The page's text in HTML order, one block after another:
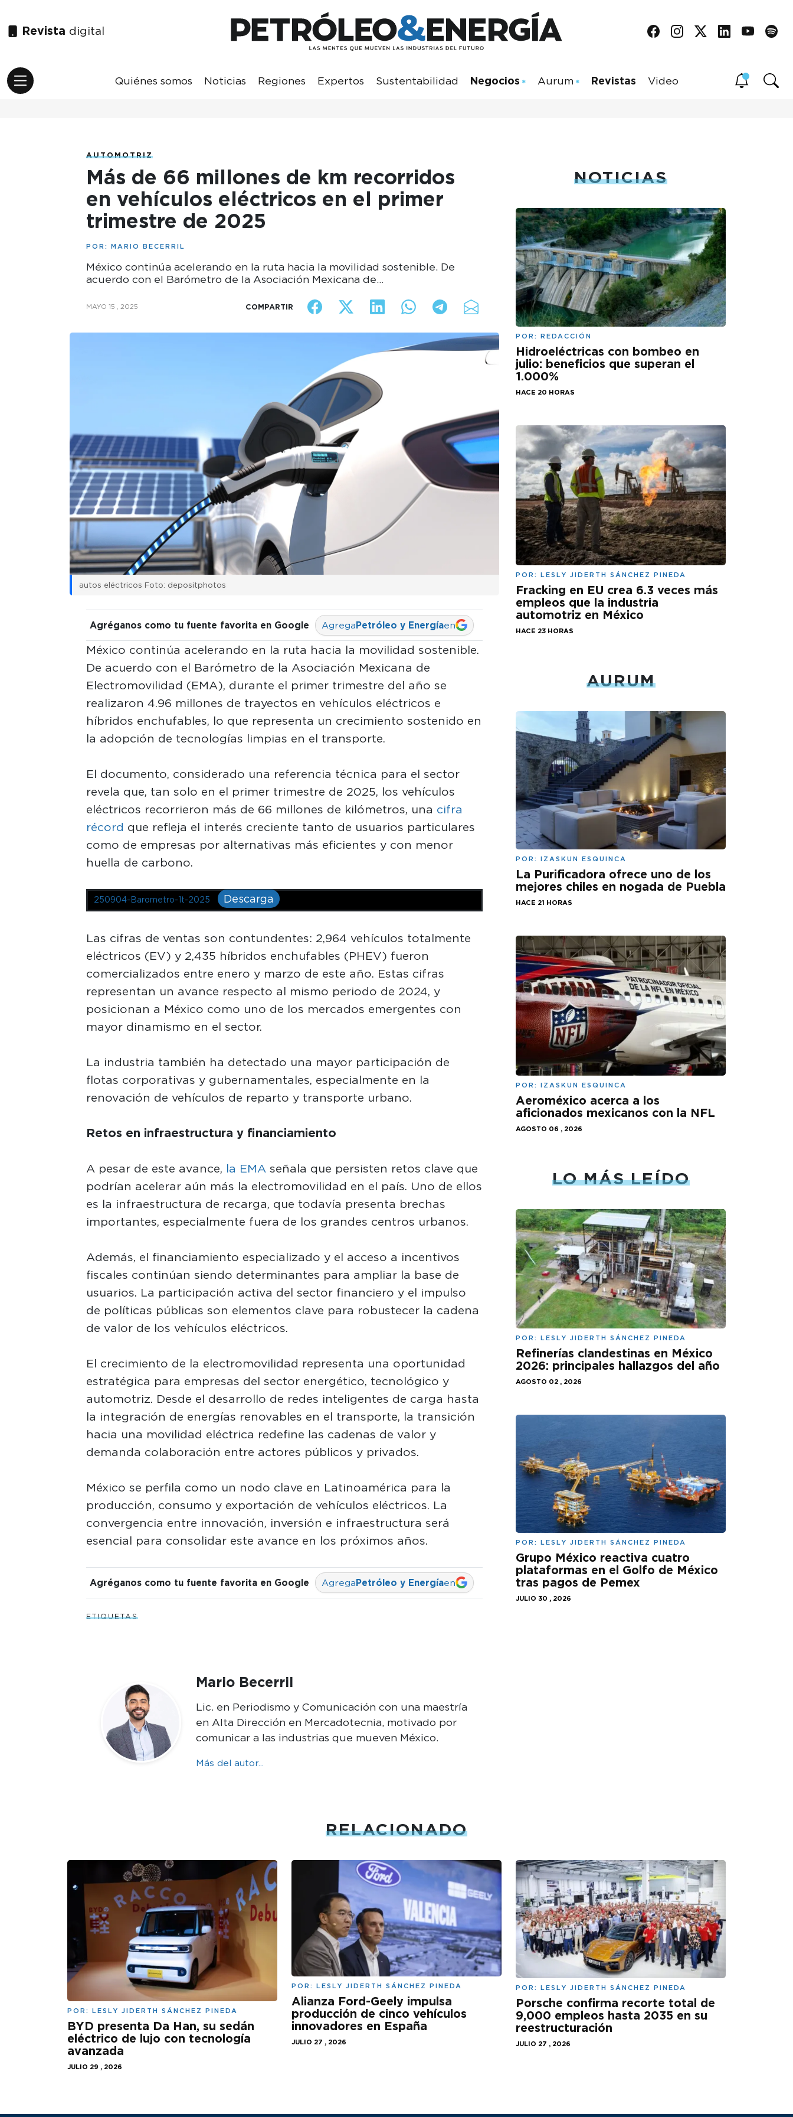
Revista digital
Quiénes somos Noticias Regiones Expertos Sustentabilidad Negocios Aurum Revistas Video
AUTOMOTRIZ
Más de 66 millones de km recorridos
en vehículos eléctricos en el primer
trimestre de 2025
POR: MARIO BECERRIL
México continúa acelerando en la ruta hacia la movilidad sostenible. De
acuerdo con el Barómetro de la Asociación Mexicana de…
MAYO 15 , 2025 COMPARTIR
autos eléctricos Foto: depositphotos
Agréganos como tu fuente favorita en Google AgregaPetróleo y Energíaen
México continúa acelerando en la ruta hacia la movilidad sostenible.
De acuerdo con el Barómetro de la Asociación Mexicana de
Electromovilidad (EMA), durante el primer trimestre del año se
realizaron 4.96 millones de trayectos en vehículos eléctricos e
híbridos enchufables, lo que representa un crecimiento sostenido en
la adopción de tecnologías limpias en el transporte.
El documento, considerado una referencia técnica para el sector
revela que, tan solo en el primer trimestre de 2025, los vehículos
eléctricos recorrieron más de 66 millones de kilómetros, una cifra
récord que refleja el interés creciente tanto de usuarios particulares
como de empresas por alternativas más eficientes y con menor
huella de carbono.
250904-Barometro-1t-2025 Descarga
Las cifras de ventas son contundentes: 2,964 vehículos totalmente
eléctricos (EV) y 2,435 híbridos enchufables (PHEV) fueron
comercializados entre enero y marzo de este año. Estas cifras
representan un avance respecto al mismo periodo de 2024, y
posicionan a México como uno de los mercados emergentes con
mayor dinamismo en el sector.
La industria también ha detectado una mayor participación de
flotas corporativas y gubernamentales, especialmente en la
renovación de vehículos de reparto y transporte urbano.
Retos en infraestructura y financiamiento
A pesar de este avance, la EMA señala que persisten retos clave que
podrían acelerar aún más la electromovilidad en el país. Uno de ellos
es la infraestructura de recarga, que todavía presenta brechas
importantes, especialmente fuera de los grandes centros urbanos.
Además, el financiamiento especializado y el acceso a incentivos
fiscales continúan siendo determinantes para ampliar la base de
usuarios. La participación activa del sector financiero y el impulso
de políticas públicas son elementos clave para robustecer la cadena
de valor de los vehículos eléctricos.
El crecimiento de la electromovilidad representa una oportunidad
estratégica para empresas del sector energético, tecnológico y
automotriz. Desde el desarrollo de redes inteligentes de carga hasta
la integración de energías renovables en el transporte, la transición
hacia una movilidad eléctrica redefine las cadenas de valor y
demanda colaboración entre actores públicos y privados.
México se perfila como un nodo clave en Latinoamérica para la
producción, consumo y exportación de vehículos eléctricos. La
convergencia entre innovación, inversión e infraestructura será
esencial para consolidar este avance en los próximos años.
Agréganos como tu fuente favorita en Google AgregaPetróleo y Energíaen
ETIQUETAS
Mario Becerril
Lic. en Periodismo y Comunicación con una maestría
en Alta Dirección en Mercadotecnia, motivado por
comunicar a las industrias que mueven México.
Más del autor...
NOTICIAS
POR: REDACCIÓN
Hidroeléctricas con bombeo en
julio: beneficios que superan el
1.000%
HACE 20 HORAS
POR: LESLY JIDERTH SÁNCHEZ PINEDA
Fracking en EU crea 6.3 veces más
empleos que la industria
automotriz en México
HACE 23 HORAS
AURUM
POR: IZASKUN ESQUINCA
La Purificadora ofrece uno de los
mejores chiles en nogada de Puebla
HACE 21 HORAS
POR: IZASKUN ESQUINCA
Aeroméxico acerca a los
aficionados mexicanos con la NFL
AGOSTO 06 , 2026
LO MÁS LEÍDO
POR: LESLY JIDERTH SÁNCHEZ PINEDA
Refinerías clandestinas en México
2026: principales hallazgos del año
AGOSTO 02 , 2026
POR: LESLY JIDERTH SÁNCHEZ PINEDA
Grupo México reactiva cuatro
plataformas en el Golfo de México
tras pagos de Pemex
JULIO 30 , 2026
RELACIONADO
POR: LESLY JIDERTH SÁNCHEZ PINEDA
BYD presenta Da Han, su sedán
eléctrico de lujo con tecnología
avanzada
JULIO 29 , 2026
POR: LESLY JIDERTH SÁNCHEZ PINEDA
Alianza Ford-Geely impulsa
producción de cinco vehículos
innovadores en España
JULIO 27 , 2026
POR: LESLY JIDERTH SÁNCHEZ PINEDA
Porsche confirma recorte total de
9,000 empleos hasta 2035 en su
reestructuración
JULIO 27 , 2026